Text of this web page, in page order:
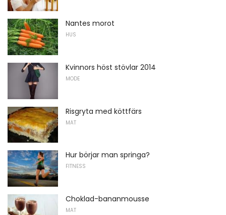
Nantes morot
HUS
Kvinnors höst stövlar 2014
MODE
Risgryta med köttfärs
MAT
Hur börjar man springa?
FITNESS
Choklad-bananmousse
MAT